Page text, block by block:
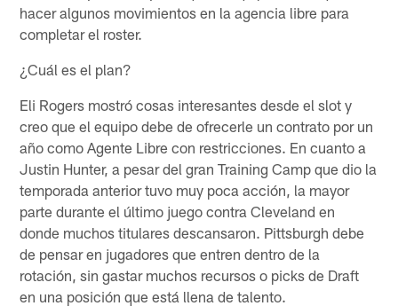
hacer algunos movimientos en la agencia libre para
completar el roster.
¿Cuál es el plan?
Eli Rogers mostró cosas interesantes desde el slot y
creo que el equipo debe de ofrecerle un contrato por un
año como Agente Libre con restricciones. En cuanto a
Justin Hunter, a pesar del gran Training Camp que dio la
temporada anterior tuvo muy poca acción, la mayor
parte durante el último juego contra Cleveland en
donde muchos titulares descansaron. Pittsburgh debe
de pensar en jugadores que entren dentro de la
rotación, sin gastar muchos recursos o picks de Draft
en una posición que está llena de talento.